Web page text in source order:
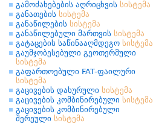
გამოძახებების აღრიცხვის სისტემა
განათების სისტემა
განაწილების სისტემა
განაწილებული მართვის სისტემა
გატაცების საწინააღმდეგო სისტემა
გაუმჯობესებული გეოთერმული
სისტემა
გაფართოებული FAT-ფაილური
სისტემა
გაცივების დახურული სისტემა
გაცივების კომბინირებული სისტემა
გაცივების კომბინირებული
შერეული სისტემა